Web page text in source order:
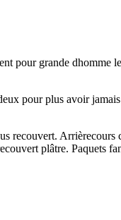
pour grande
pour plus avoir
recouvert.
plâtre. Paquets